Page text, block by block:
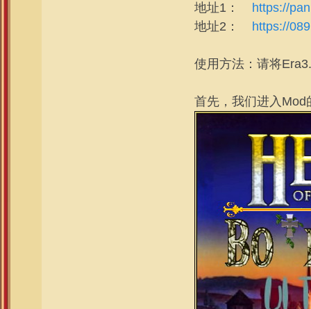
地址1：
https://
地址2：
https://
使用方法：请将
首先，我们进入Mod